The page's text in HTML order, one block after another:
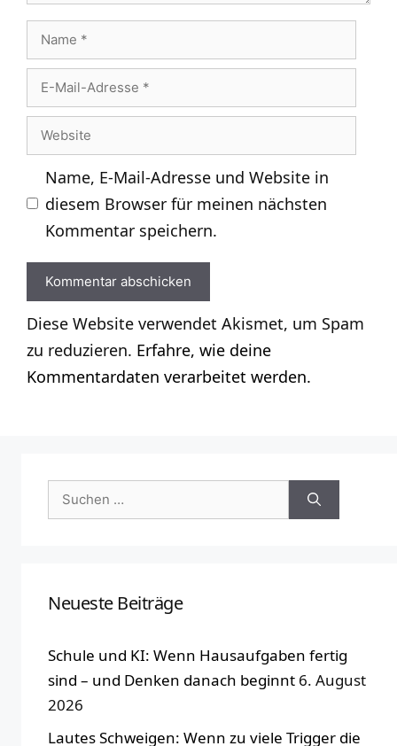
Name
Mail-
Adresse
Website
Name, E-Mail-Adresse und Website in
diesem Browser für meinen nächsten
Kommentar speichern.
Diese Website verwendet Akismet, um Spam
zu reduzieren. Erfahre, wie deine
Kommentardaten verarbeitet werden.
Suchen
nach:
Neueste Beiträge
Schule und KI: Wenn Hausaufgaben fertig
sind – und Denken danach beginnt 6. August
2026
Lautes Schweigen: Wenn zu viele Trigger die